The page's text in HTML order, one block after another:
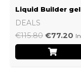
Liquid Builder
DEALS
€115.80 €77.20